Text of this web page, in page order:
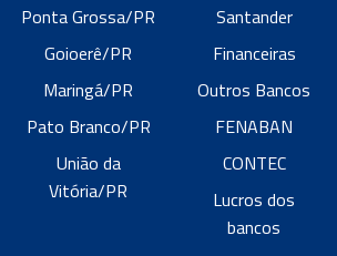
Ponta Grossa/PR
Goioerê/PR
Maringá/PR
Pato Branco/PR
União da
Vitória/PR
Santander
Financeiras
Outros Bancos
FENABAN
CONTEC
Lucros dos
bancos